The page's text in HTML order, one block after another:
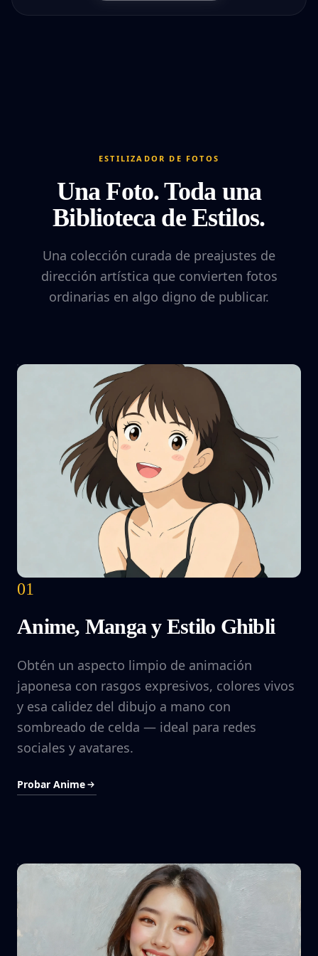
ESTILIZADOR DE FOTOS
Una Foto. Toda una
Biblioteca de Estilos.
Una colección curada de preajustes de
dirección artística que convierten fotos
ordinarias en algo digno de publicar.
01
Anime, Manga y Estilo Ghibli
Obtén un aspecto limpio de animación
japonesa con rasgos expresivos, colores vivos
y esa calidez del dibujo a mano con
sombreado de celda — ideal para redes
sociales y avatares.
Probar Anime